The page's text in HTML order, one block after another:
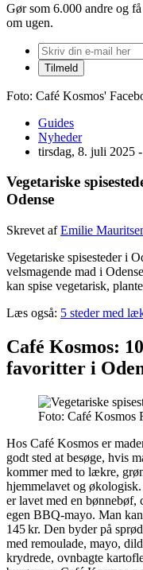
Gør som 6.000 andre og
om ugen.
Foto: Café Kosmos'
Guides
Nyheder
tirsdag, 8. juli 2025
Vegetariske
Odense
Skrevet afEmilie
Vegetariske spisesteder i
velsmagende mad i
kan spise vegetarisk,
Læs også: 5 steder med
Café Kosmos:
favoritter i
Foto: Café Kosmos
Hos Café Kosmos er
godt sted at besøge, hvis
kommer med to lækre,
hjemmelavet og
er lavet med en bønnebøf,
egen BBQ-mayo. Man
145 kr. Den byder på
med remoulade, mayo,
krydrede, ovnbagte